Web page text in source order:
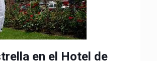
en el Hotel de